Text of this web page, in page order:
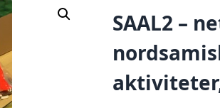
SAAL2 –